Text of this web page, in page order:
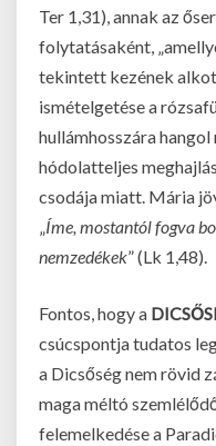
Ter 1,31), annak az
folytatásaként,
tekintett kezének
ismételgetése a
hullámhosszára
hódolatteljes
csodája miatt. Mária
„Íme, mostantól fogva
nemzedékek” (Lk 1,48).
Fontos, hogy a
csúcspontja tudatos
a Dicsőség nem rövid
maga méltó
felemelkedése a